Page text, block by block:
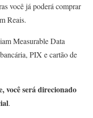
você já poderá comprar
Reais.
Measurable Data
PIX e cartão de
você será direcionado
.